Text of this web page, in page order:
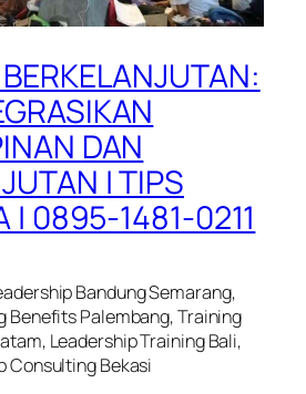
DAN
| TIPS
| 0895-1481-0211
Bandung Semarang,
Benefits Palembang, Training
Leadership Training Bali,
Consulting Bekasi